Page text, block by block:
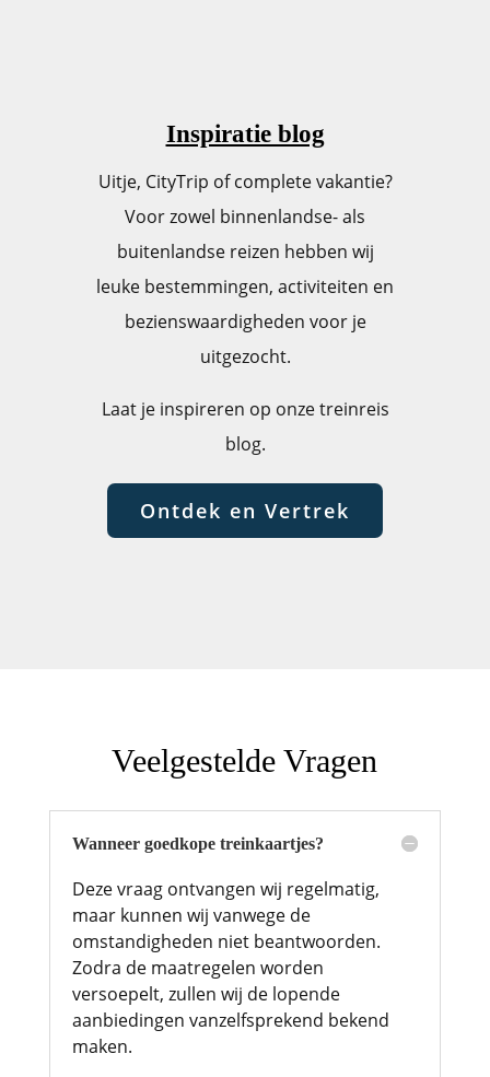
Inspiratie blog
Uitje, CityTrip of complete vakantie?
Voor zowel binnenlandse- als
buitenlandse reizen hebben wij
leuke bestemmingen, activiteiten en
bezienswaardigheden voor je
uitgezocht.
Laat je inspireren op onze treinreis
blog.
Ontdek en Vertrek
Veelgestelde Vragen
Wanneer goedkope treinkaartjes?
Deze vraag ontvangen wij regelmatig,
maar kunnen wij vanwege de
omstandigheden niet beantwoorden.
Zodra de maatregelen worden
versoepelt, zullen wij de lopende
aanbiedingen vanzelfsprekend bekend
maken.